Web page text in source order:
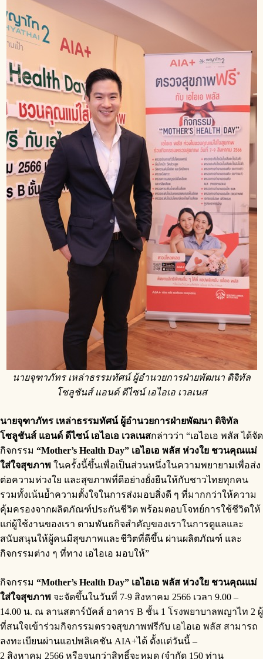
นายจุฑาภัทร เหล่าธรรมทัศน์ผู้อำนวยการฝ่ายพัฒนา ดิจิทัล
โซลูชันส์ แอนด์ ดีไซน์ เอไอเอ เวลเนส
นายจุฑาภัทร เหล่าธรรมทัศน์ ผู้อำนวยการฝ่ายพัฒนา ดิจิทัล
โซลูชันส์ แอนด์ ดีไซน์ เอไอเอ เวลเนสกล่าวว่า “เอไอเอ พลัส ได้จัด
กิจกรรม “Mother’s Health Day” เอไอเอ พลัส ห่วงใย ชวนคุณแม่
ใส่ใจสุขภาพ ในครั้งนี้ขึ้นเพื่อเป็นส่วนหนึ่งในความพยายามเพื่อส่ง
ต่อความห่วงใย และสุขภาพที่ดีอย่างยั่งยืนให้กับชาวไทยทุกคน
รวมทั้งเน้นย้ำความตั้งใจในการส่งมอบสิ่งดี ๆ ที่มากกว่าให้ความ
คุ้มครองจากผลิตภัณฑ์ประกันชีวิต พร้อมตอบโจทย์การใช้ชีวิตให้
แก่ผู้ใช้งานของเรา ตามพันธกิจสำคัญของเราในการดูแลและ
สนับสนุนให้ผู้คนมีสุขภาพและชีวิตที่ดีขึ้น ผ่านผลิตภัณฑ์ และ
กิจกรรมต่าง ๆ ที่ทาง เอไอเอ มอบให้”
กิจกรรม “Mother’s Health Day” เอไอเอ พลัส ห่วงใย ชวนคุณแม่
ใส่ใจสุขภาพ จะจัดขึ้นในวันที่ 7-9 สิงหาคม 2566 เวลา 9.00 –
14.00 น. ณ ลานสตาร์บัคส์ อาคาร B ชั้น 1 โรงพยาบาลพญาไท 2 ผู้
ที่สนใจเข้าร่วมกิจกรรมตรวจสุขภาพฟรีกับ เอไอเอ พลัส สามารถ
ลงทะเบียนผ่านแอปพลิเคชัน AIA+ได้ ตั้งแต่วันนี้ –
2 สิงหาคม 2566 หรือจนกว่าสิทธิ์จะหมด (จำกัด 150 ท่าน